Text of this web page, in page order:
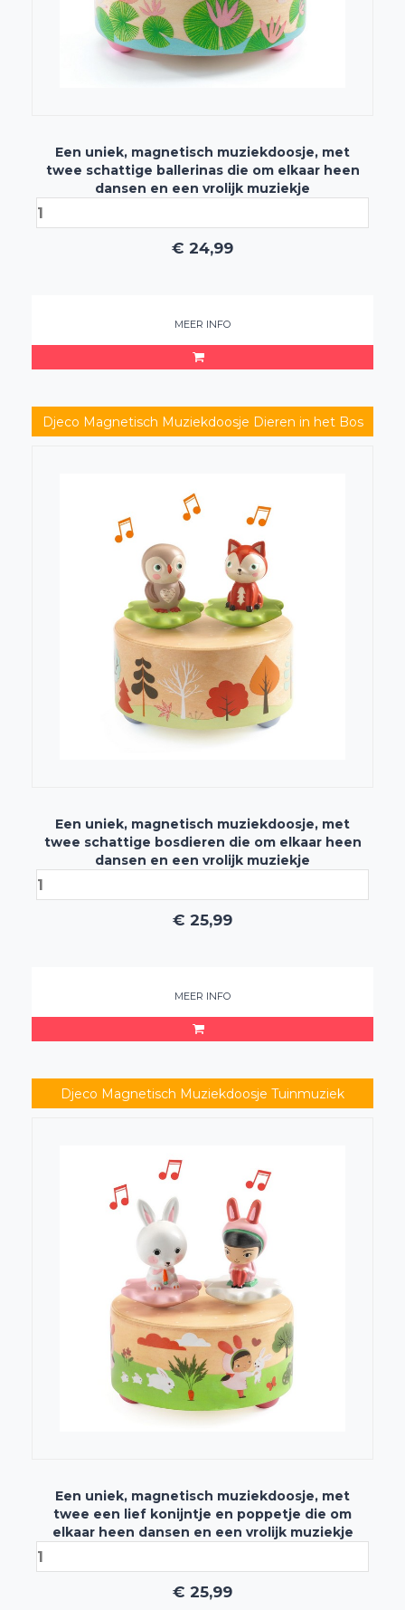
Een uniek, magnetisch muziekdoosje, met
twee schattige ballerinas die om elkaar heen
dansen en een vrolijk muziekje
€ 24,99
MEER INFO
Djeco Magnetisch Muziekdoosje Dieren in het Bos
Een uniek, magnetisch muziekdoosje, met
twee schattige bosdieren die om elkaar heen
dansen en een vrolijk muziekje
€ 25,99
MEER INFO
Djeco Magnetisch Muziekdoosje Tuinmuziek
Een uniek, magnetisch muziekdoosje, met
twee een lief konijntje en poppetje die om
elkaar heen dansen en een vrolijk muziekje
€ 25,99